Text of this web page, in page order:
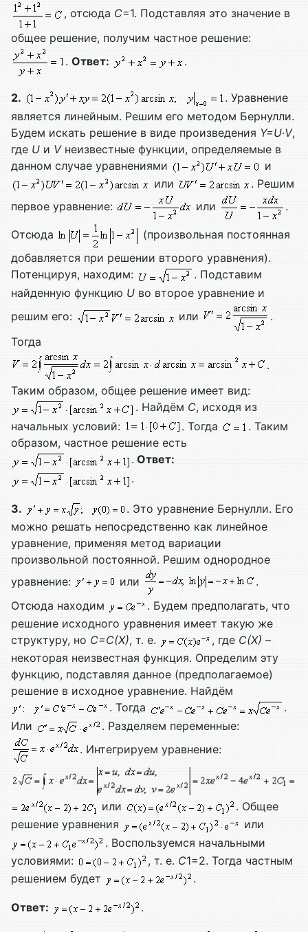
, отсюда C=1. Подставляя это значение в
общее решение, получим частное решение:
. Ответ: .
2.
. Уравнение
является линейным. Решим его методом Бернулли.
Будем искать решение в виде произведения Y=U∙V,
где U и Vнеизвестные функции, определяемые в
данном случае уравнениями
и
или
. Решим
первое уравнение:
или .
Отсюда
(произвольная постоянная
добавляется при решении второго уравнения).
Потенцируя, находим:
. Подставим
найденную функцию U во второе уравнение и
решим его:
или
.
Тогда
.
Таким образом, общее решение имеет вид:
. Найдём C, исходя из
начальных условий:
. Тогда
. Таким
образом, частное решение есть
. Ответ:
.
3.
. Это уравнение Бернулли. Его
можно решать непосредственно как линейное
уравнение, применяя метод вариации
произвольной постоянной. Решим однородное
уравнение:
или
.
Отсюда находим
. Будем предполагать, что
решение исходного уравнения имеет такую же
структуру, но C=C(X), т. е. , где C(X) –
некоторая неизвестная функция. Определим эту
функцию, подставляя данное (предполагаемое)
решение в исходное уравнение. Найдём
. Тогда
.
Или
. Разделяем переменные:
. Интегрируем уравнение:
или
. Общее
решение уравнения
или
. Воспользуемся начальными
условиями:
, т. е. C1=2. Тогда частным
решением будет
.
Ответ: .